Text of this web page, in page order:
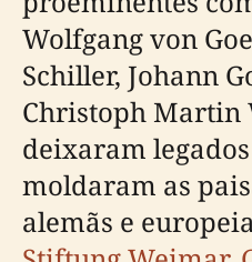
Wolfgang von
Schiller, Johann
Christoph Martin
deixaram
moldaram as
alemãs e